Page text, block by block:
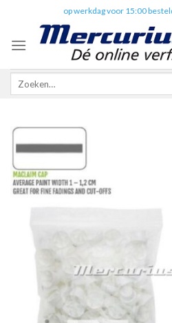
content
op werkdag voor 15:00
Zoeken